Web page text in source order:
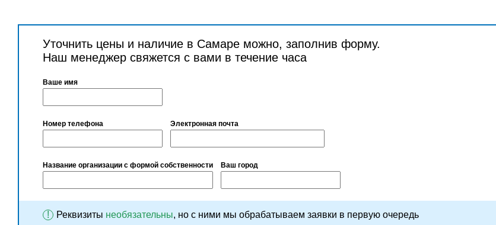
Уточнить цены и наличие в Самаре можно, заполнив форму.
Наш менеджер свяжется с вами в течение часа
Ваше имя
Номер телефона Электронная почта
Название организации с формой собственности Ваш город
! Реквизиты необязательны, но с ними мы обрабатываем заявки в первую очередь